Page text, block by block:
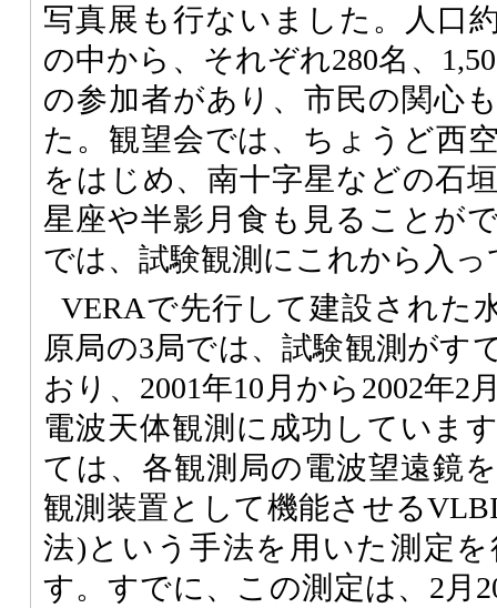
写真展も行ないました。人口
の中から、それぞれ280名、
の参加者があり、市民の関心
た。観望会では、ちょうど西
をはじめ、南十字星などの石
星座や半影月食も見ることが
では、試験観測にこれから入
VERAで先行して建設された
原局の3局では、試験観測がす
おり、2001年10月から2002年2
電波天体観測に成功していま
ては、各観測局の電波望遠鏡
観測装置として機能させる
法)という手法を用いた測定
す。すでに、この測定は、2月